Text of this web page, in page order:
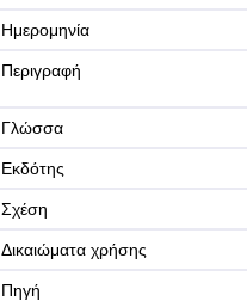
Ημερομηνία
Περιγραφή
Γλώσσα
Εκδότης
Σχέση
Δικαιώματα χρήσης
Πηγή